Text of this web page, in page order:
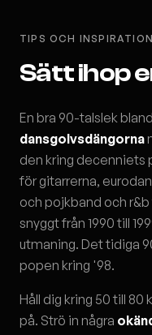
TIPS OCH INSPIRATION
Sätt ihop
En bra 90-talslek
dansgolvsdängorna
den kring decenniets
för gitarrerna,
och pojkband och
snyggt från 1990 till
utmaning. Det tidiga
popen kring '98.
Håll dig kring 50 till
på. Strö in några